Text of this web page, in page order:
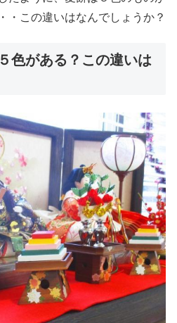
・この違いはなんでしょうか？
色がある？この違いは